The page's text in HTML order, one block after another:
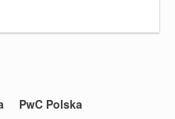
PwC Polska